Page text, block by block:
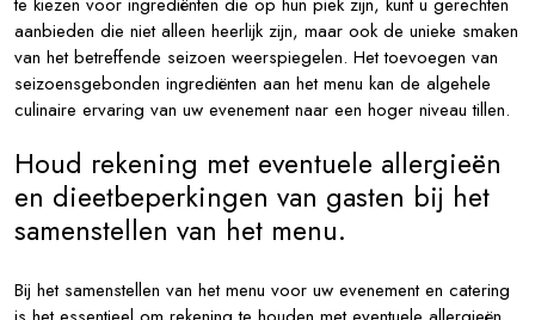
aanbieden die niet alleen heerlijk zijn, maar ook de unieke smaken
van het betreffende seizoen weerspiegelen. Het toevoegen van
seizoensgebonden ingrediënten aan het menu kan de algehele
culinaire ervaring van uw evenement naar een hoger niveau tillen.
Houd rekening met eventuele allergieën
en dieetbeperkingen van gasten bij het
samenstellen van het menu.
Bij het samenstellen van het menu voor uw evenement en catering